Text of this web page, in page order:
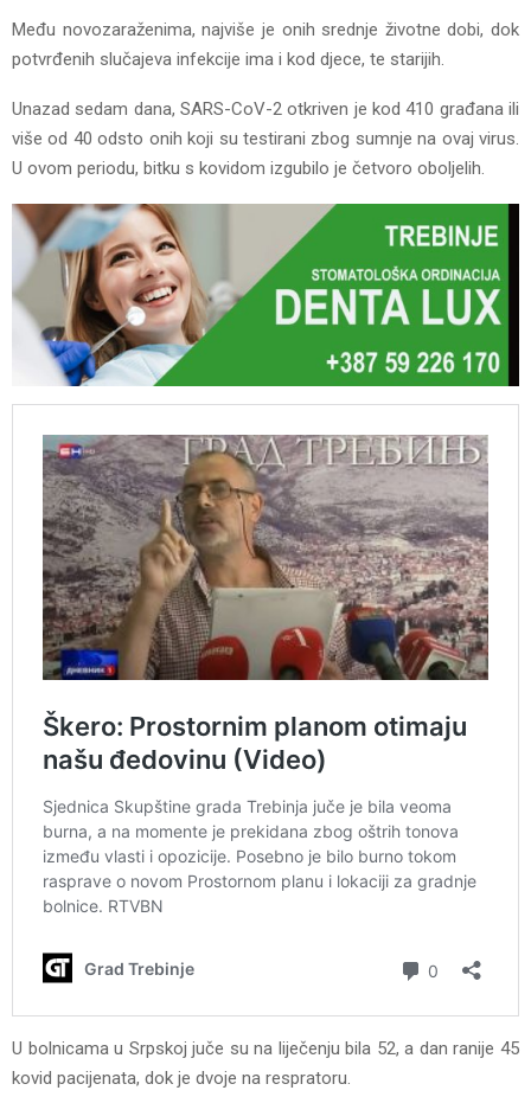
Među novozaraženima, najviše je onih srednje životne dobi, dok
potvrđenih slučajeva infekcije ima i kod djece, te starijih.
Unazad sedam dana, SARS-CoV-2 otkriven je kod 410 građana ili
više od 40 odsto onih koji su testirani zbog sumnje na ovaj virus.
U ovom periodu, bitku s kovidom izgubilo je četvoro oboljelih.
U bolnicama u Srpskoj juče su na liječenju bila 52, a dan ranije 45
kovid pacijenata, dok je dvoje na respratoru.